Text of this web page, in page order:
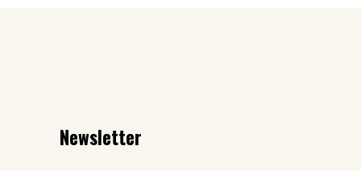
Newsletter